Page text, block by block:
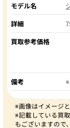
モデル名
詳細
買取参考価格
備考
※画像はイメージと
※記載している買
もございますので